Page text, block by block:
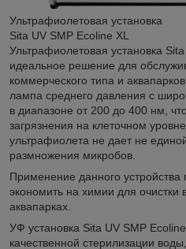
Ультрафиолетовая установка
Sita UV SMP Ecoline XL
Ультрафиолетовая установка
идеальное решение для
коммерческого типа и
лампа среднего давления с
в диапазоне от 200 до 400 нм,
загрязнения на клеточном
ультрафиолета не дает не
размножения микробов.
Применение данного устройства
экономить на химии для очистки
аквапарках.
УФ установка Sita UV SMP
качественной стерилизации